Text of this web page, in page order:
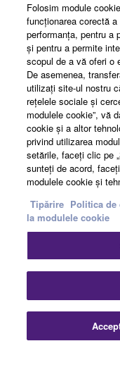
Yamaha Music ID
About Yamaha
România - English
Business
Politica
Folosim module
funcţionarea corectă
performanţa, pentru a
şi pentru a permite
scopul de a vă oferi o
De asemenea,
utilizaţi site-ul nostru
reţelele sociale şi
modulele cookie”, vă
cookie şi a altor
privind utilizarea
setările, faceţi clic pe
sunteţi de acord, faceţi
modulele cookie şi
Tipărire Politica de
la modulele cookie